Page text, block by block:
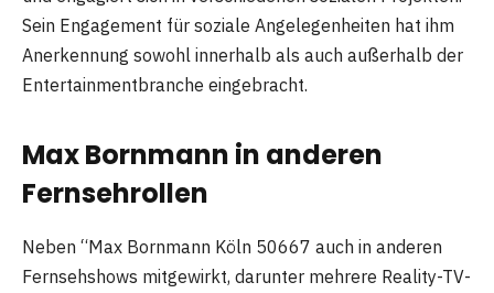
Sein Engagement für soziale Angelegenheiten hat ihm
Anerkennung sowohl innerhalb als auch außerhalb der
Entertainmentbranche eingebracht.
Max Bornmann in anderen
Fernsehrollen
Neben “Max Bornmann Köln 50667 auch in anderen
Fernsehshows mitgewirkt, darunter mehrere Reality-TV-